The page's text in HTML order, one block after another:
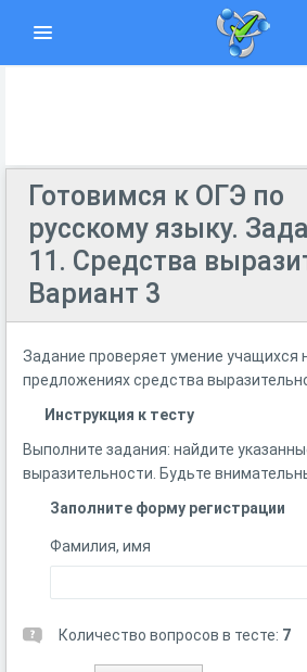
Готовимся к ОГЭ по
русскому языку.
11. Средства
Вариант 3
Задание проверяет умение учащихся
предложениях средства
Инструкция к тесту
Выполните задания: найдите
выразительности. Будьте
Заполните форму регистрации
Фамилия, имя
Количество вопросов в тесте: 7